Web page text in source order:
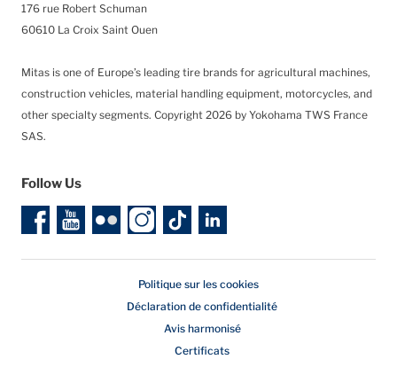
176 rue Robert Schuman
60610 La Croix Saint Ouen
Mitas is one of Europe’s leading tire brands for agricultural machines,
construction vehicles, material handling equipment, motorcycles, and
other specialty segments. Copyright 2026 by Yokohama TWS France
SAS.
Follow Us
Politique sur les cookies
Déclaration de confidentialité
Avis harmonisé
Certificats